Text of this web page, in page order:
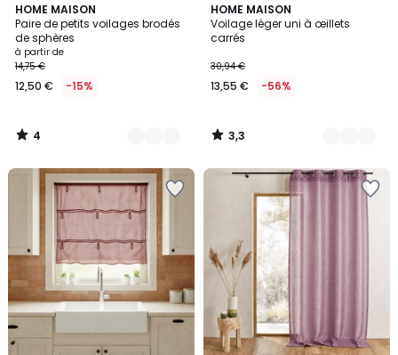
HOME MAISON
Paire de petits voilages brodés
de sphères
à partir de
14,75 €
12,50 € -15%
4
/
5
3
Couleurs
4
/
HOME MAISON
Voilage léger uni à œillets
carrés
30,94 €
13,55 € -56%
3,3
/ 5
6
Couleurs
3,3
/